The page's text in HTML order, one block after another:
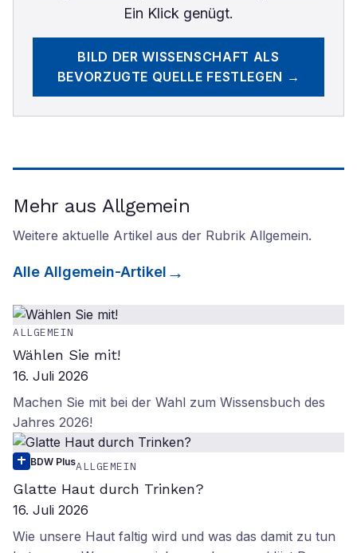
Ein Klick genügt.
BILD DER WISSENSCHAFT ALS
BEVORZUGTE QUELLE FESTLEGEN →
Mehr aus Allgemein
Weitere aktuelle Artikel aus der Rubrik Allgemein.
Alle Allgemein-Artikel
ALLGEMEIN
Wählen Sie mit!
16. Juli 2026
Machen Sie mit bei der Wahl zum Wissensbuch des
Jahres 2026!
BDW PlusALLGEMEIN
Glatte Haut durch Trinken?
16. Juli 2026
Wie unsere Haut faltig wird und was das damit zu tun